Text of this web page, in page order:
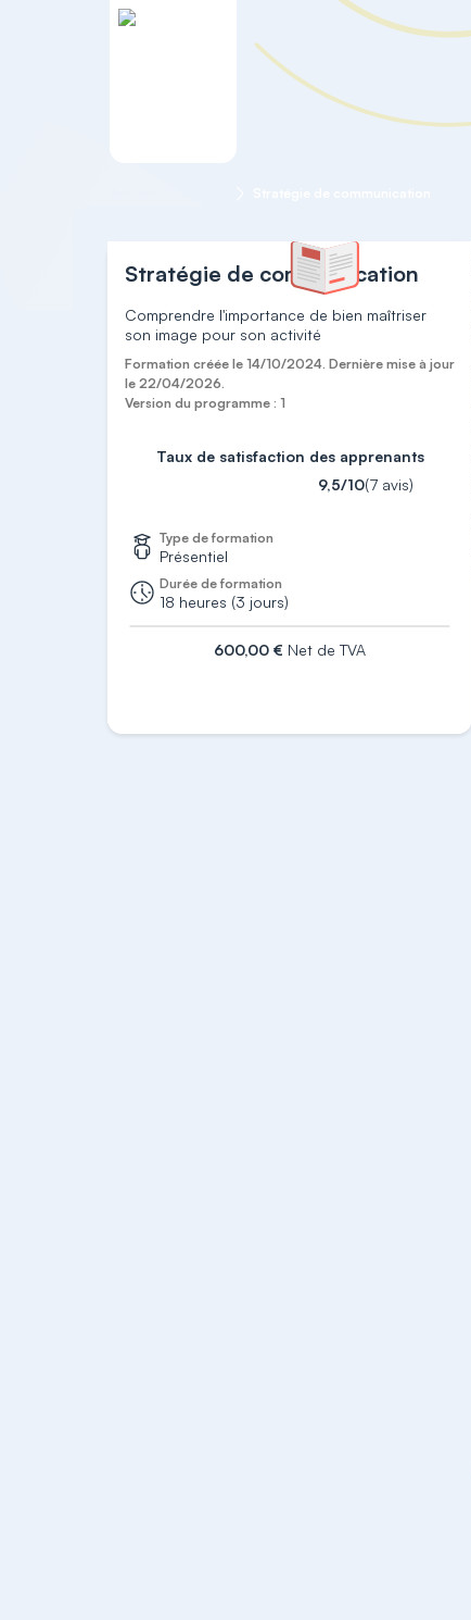
Stratégie de communication
Comprendre l'importance de bien maîtriser
son image pour son activité
Formation créée le 14/10/2024. Dernière mise à jour
le 22/04/2026.
Version du programme : 1
Taux de satisfaction des apprenants
9,5/10(7 avis)
Type de formation
Présentiel
Durée de formation
18 heures (3 jours)
600,00 € Net de TVA